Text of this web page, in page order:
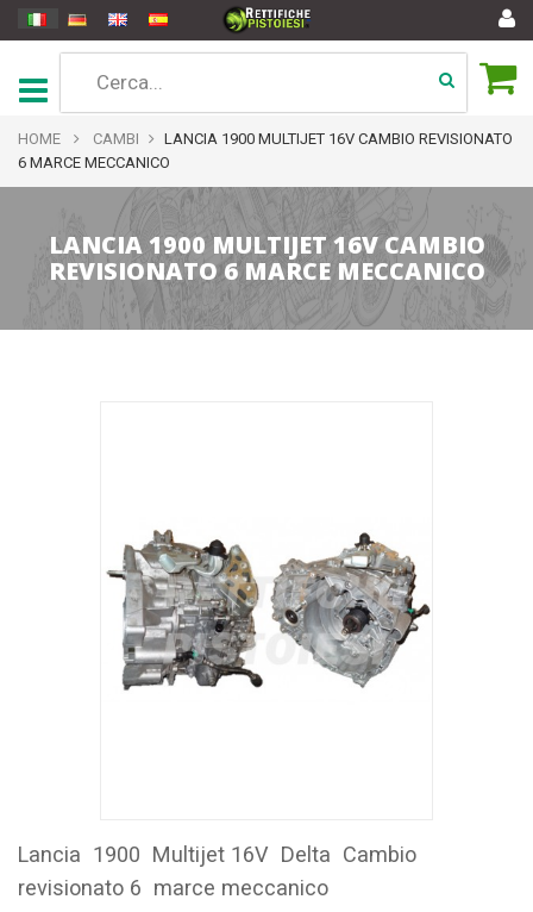
HOME CAMBI
LANCIA 1900 MULTIJET 16V CAMBIO REVISIONATO
6 MARCE MECCANICO
LANCIA 1900 MULTIJET 16V CAMBIO
REVISIONATO 6 MARCE MECCANICO
Lancia 1900 Multijet 16V Delta Cambio
revisionato 6 marce meccanico